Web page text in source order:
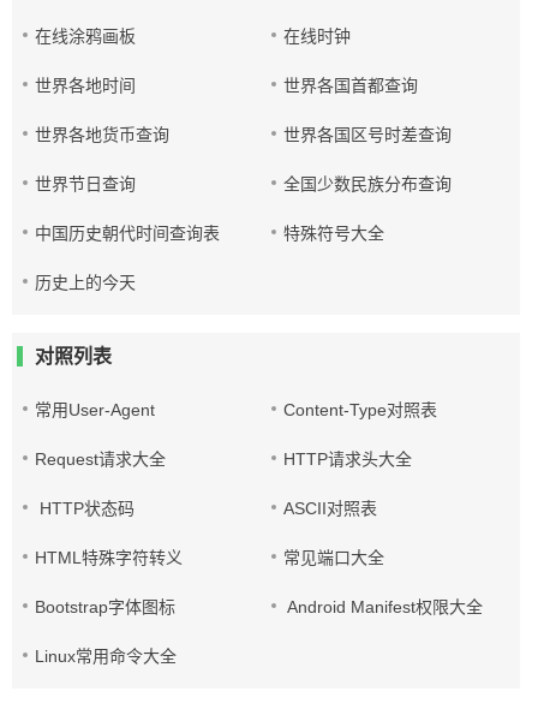
在线涂鸦画板 在线时钟
世界各地时间 世界各国首都查询
世界各地货币查询 世界各国区号时差查询
世界节日查询 全国少数民族分布查询
中国历史朝代时间查询表 特殊符号大全
历史上的今天
对照列表
常用User-Agent Content-Type对照表
Request请求大全 HTTP请求头大全
HTTP状态码 ASCII对照表
HTML特殊字符转义 常见端口大全
Bootstrap字体图标 Android Manifest权限大全
Linux常用命令大全